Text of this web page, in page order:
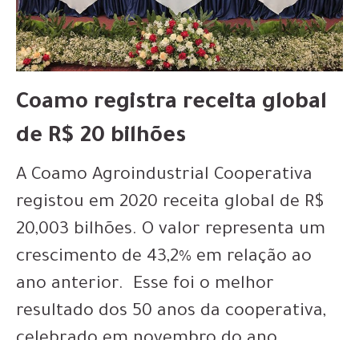
Coamo registra receita global
de R$ 20 bilhões
A Coamo Agroindustrial Cooperativa
registou em 2020 receita global de R$
20,003 bilhões. O valor representa um
crescimento de 43,2% em relação ao
ano anterior. Esse foi o melhor
resultado dos 50 anos da cooperativa,